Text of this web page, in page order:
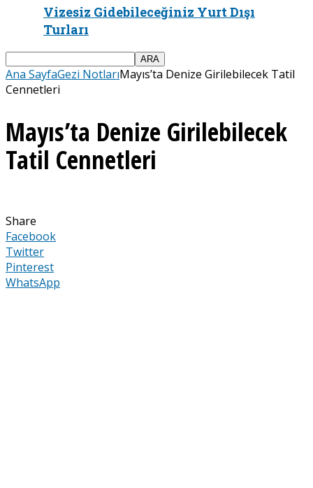
Vizesiz Gidebileceğiniz Yurt Dışı
Turları
Ana SayfaGezi NotlarıMayıs’ta Denize Girilebilecek Tatil
Cennetleri
Mayıs’ta Denize Girilebilecek
Tatil Cennetleri
Share
Facebook
Twitter
Pinterest
WhatsApp